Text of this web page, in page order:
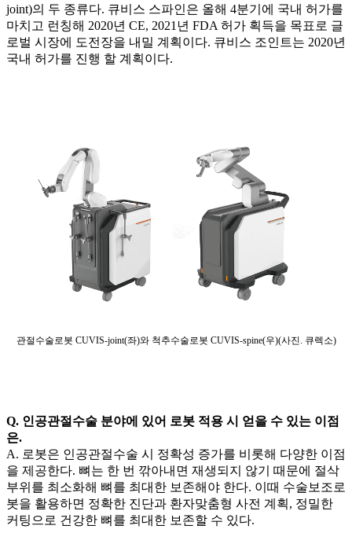
joint)의 두 종류다. 큐비스 스파인은 올해 4분기에 국내 허가를
마치고 런칭해 2020년 CE, 2021년 FDA 허가 획득을 목표로 글
로벌 시장에 도전장을 내밀 계획이다. 큐비스 조인트는 2020년
국내 허가를 진행 할 계획이다.
관절수술로봇 CUVIS-joint(좌)와 척추수술로봇 CUVIS-spine(우)(사진. 큐렉소)
Q. 인공관절수술 분야에 있어 로봇 적용 시 얻을 수 있는 이점
은.
A. 로봇은 인공관절수술 시 정확성 증가를 비롯해 다양한 이점
을 제공한다. 뼈는 한 번 깎아내면 재생되지 않기 때문에 절삭
부위를 최소화해 뼈를 최대한 보존해야 한다. 이때 수술보조로
봇을 활용하면 정확한 진단과 환자맞춤형 사전 계획, 정밀한
커팅으로 건강한 뼈를 최대한 보존할 수 있다.